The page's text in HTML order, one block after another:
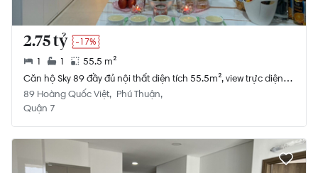
2.75 tỷ -17%
1 1
55.5 m²
Căn hộ Sky 89 đầy đủ nội thất diện tích 55.5m², view trực diện
sông Sài Gòn.
89 Hoàng Quốc Việt
Phú Thuận
Quận 7